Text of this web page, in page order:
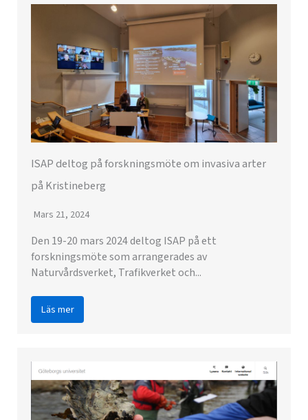
ISAP deltog på forskningsmöte om invasiva arter
på Kristineberg
Mars 21, 2024
Den 19-20 mars 2024 deltog ISAP på ett
forskningsmöte som arrangerades av
Naturvårdsverket, Trafikverket och...
Läs mer